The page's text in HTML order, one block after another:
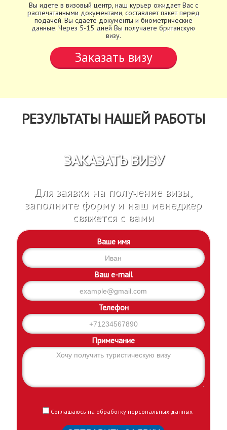
Вы идете в визовый центр, наш курьер ожидает Вас с
распечатанными документами, составляет пакет перед
подачей. Вы сдаете документы и биометрические
данные. Через 5-15 дней Вы получаете британскую
визу.
Заказать визу
РЕЗУЛЬТАТЫ НАШЕЙ РАБОТЫ
ЗАКАЗАТЬ ВИЗУ
Для заявки на получение визы,
заполните форму и наш менеджер
свяжется с вами
Ваше имя
Ваш e-mail
Телефон
Примечание
Соглашаюсь на обработку персональных данных